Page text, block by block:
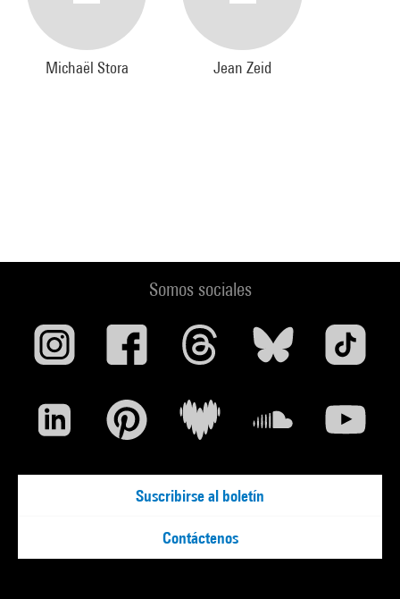
Michaël Stora Jean Zeid
Somos sociales
Suscribirse al boletín
Contáctenos